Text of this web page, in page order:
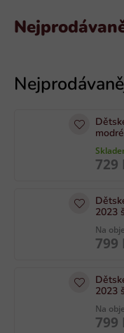
729
2023
Na
799
2023
Na
799
ý
p